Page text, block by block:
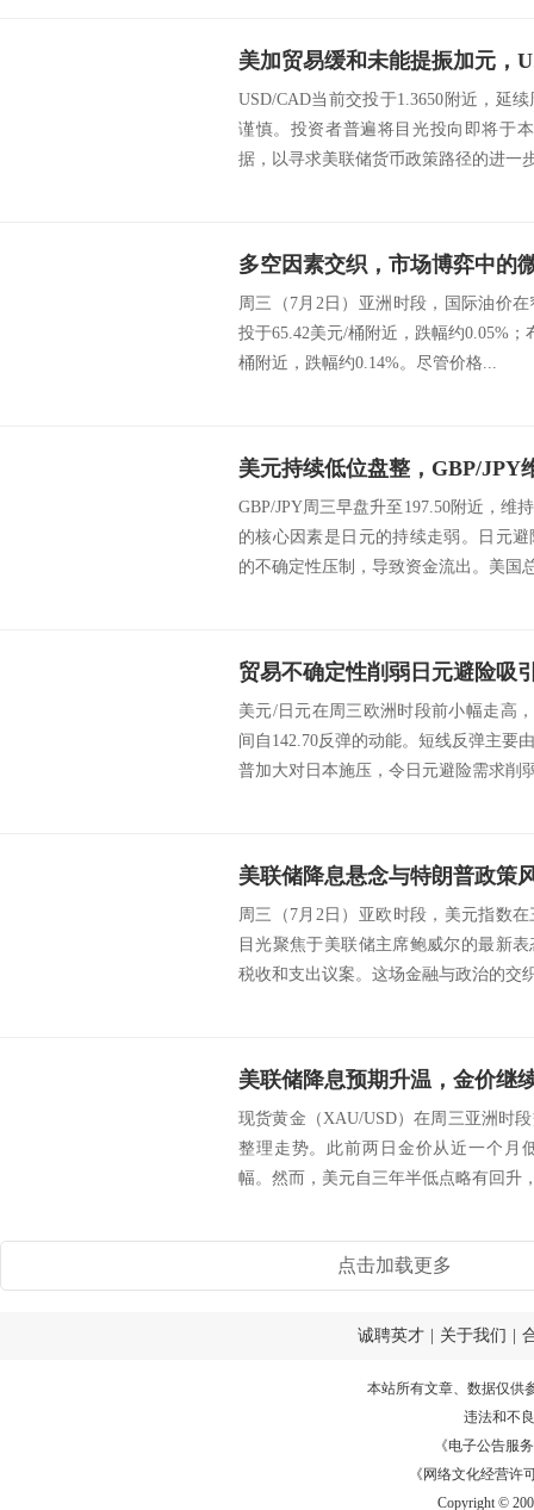
USD/CAD当前交投于1.3650附近，延
谨慎。投资者普遍将目光投向即将于
据，以寻求美联储货币政策路径的进一
多空因素交织，市场博弈中的
周三（7月2日）亚洲时段，国际油价
投于65.42美元/桶附近，跌幅约0.05%
桶附近，跌幅约0.14%。尽管价格...
GBP/JPY周三早盘升至197.50附近，维
的核心因素是日元的持续走弱。日元
的不确定性压制，导致资金流出。美国
美元/日元在周三欧洲时段前小幅走高
间自142.70反弹的动能。短线反弹主要
普加大对日本施压，令日元避险需求削
周三（7月2日）亚欧时段，美元指数
目光聚焦于美联储主席鲍威尔的最新
税收和支出议案。这场金融与政治的交
现货黄金（XAU/USD）在周三亚洲时
整理走势。此前两日金价从近一个月
幅。然而，美元自三年半低点略有回升
点击加载更多
诚聘英才 关于我们
本站所有文章、数据仅供
违法和不
《电子公告服务
《网络文化经营许
Copyright ©